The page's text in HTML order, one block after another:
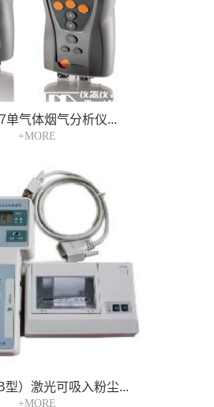
单气体烟气分析仪...
+MORE
型）激光可吸入粉尘...
+MORE